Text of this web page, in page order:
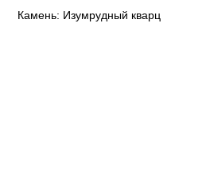
Камень: Изумрудный кварц